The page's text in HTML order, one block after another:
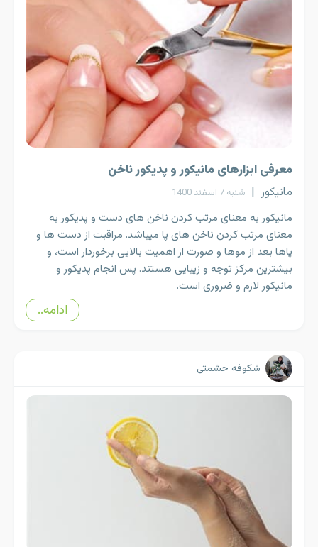
معرفی ابزارهای مانیکور و پدیکور ناخن
مانیکور | شنبه 7 اسفند 1400
مانیکور به معنای مرتب کردن ناخن های دست و پدیکور به
معنای مرتب کردن ناخن های پا میباشد. مراقبت از دست ها و
پاها بعد از موها و صورت از اهمیت بالایی برخوردار است، و
بیشترین مرکز توجه و زیبایی هستند. پس انجام پدیکور و
مانیکور لازم و ضروری است.
ادامه..
شکوفه حشمتی